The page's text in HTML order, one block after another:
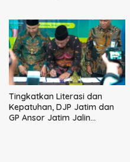
Tingkatkan Literasi dan
Kepatuhan, DJP Jatim dan
GP Ansor Jatim Jalin